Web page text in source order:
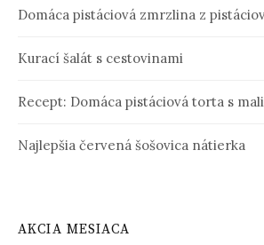
Domáca pistáciová zmrzlina z
Kurací šalát s cestovinami
Recept: Domáca pistáciová torta s
Najlepšia červená šošovica nátierka
AKCIA MESIACA